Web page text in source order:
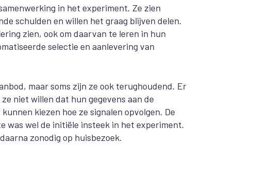
in het experiment. Ze zien
schulden en willen het graag blijven delen.
zien, ook om daarvan te leren in hun
selectie en aanlevering van
maar soms zijn ze ook terughoudend. Er
niet willen dat hun gegevens aan de
kiezen hoe ze signalen opvolgen. De
was wel de initiële insteek in het experiment.
zonodig op huisbezoek.